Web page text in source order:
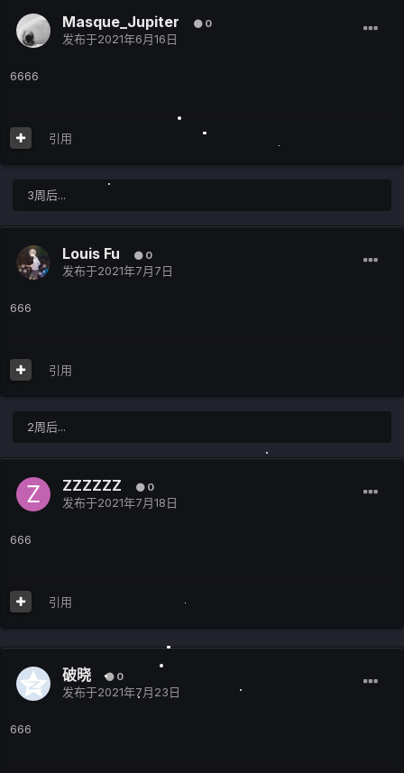
Masque_Jupiter 0
发布于2021年6月16日
6666
引用
3周后...
Louis Fu 0
发布于2021年7月7日
666
引用
2周后...
ZZZZZZ 0
发布于2021年7月18日
666
引用
破晓 0
发布于2021年7月23日
666